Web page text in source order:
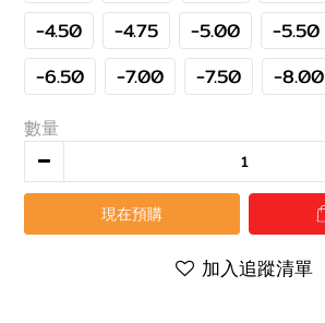
-4.50
-4.75 -5.00 -5.50
-6.50
-7.00 -7.50 -8.00
數量
現在預購
加入追蹤清單